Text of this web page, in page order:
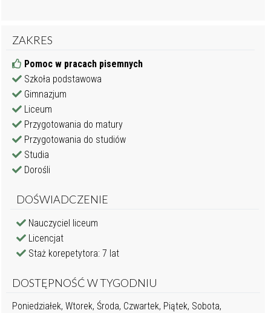
ZAKRES
Pomoc w pracach pisemnych
Szkoła podstawowa
Gimnazjum
Liceum
Przygotowania do matury
Przygotowania do studiów
Studia
Dorośli
DOŚWIADCZENIE
Nauczyciel liceum
Licencjat
Staż korepetytora: 7 lat
DOSTĘPNOŚĆ W TYGODNIU
Poniedziałek, Wtorek, Środa, Czwartek, Piątek, Sobota,